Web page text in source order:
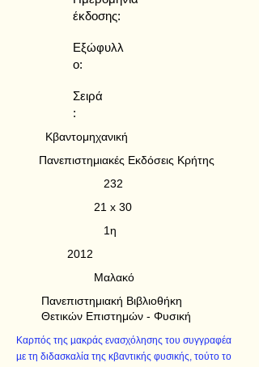
έκδοσης:
Εξώφυλλ
ο:
Σειρά
:
Κβαντομηχανική
Πανεπιστημιακές Εκδόσεις Κρήτης
232
21 x 30
1η
2012
Μαλακό
Πανεπιστημιακή Βιβλιοθήκη
Θετικών Επιστημών - Φυσική
Kαρπός της µακράς ενασχόλησης του συγγραφέα
µε τη διδασκαλία της κβαντικής φυσικής, τούτο το